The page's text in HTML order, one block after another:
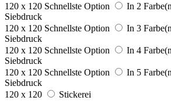
120 x 120 Schnellste Option
In 2
Siebdruck
120 x 120 Schnellste Option
In 3
Siebdruck
120 x 120 Schnellste Option
In 4
Siebdruck
120 x 120 Schnellste Option
In 5
Siebdruck
120 x 120
Stickerei